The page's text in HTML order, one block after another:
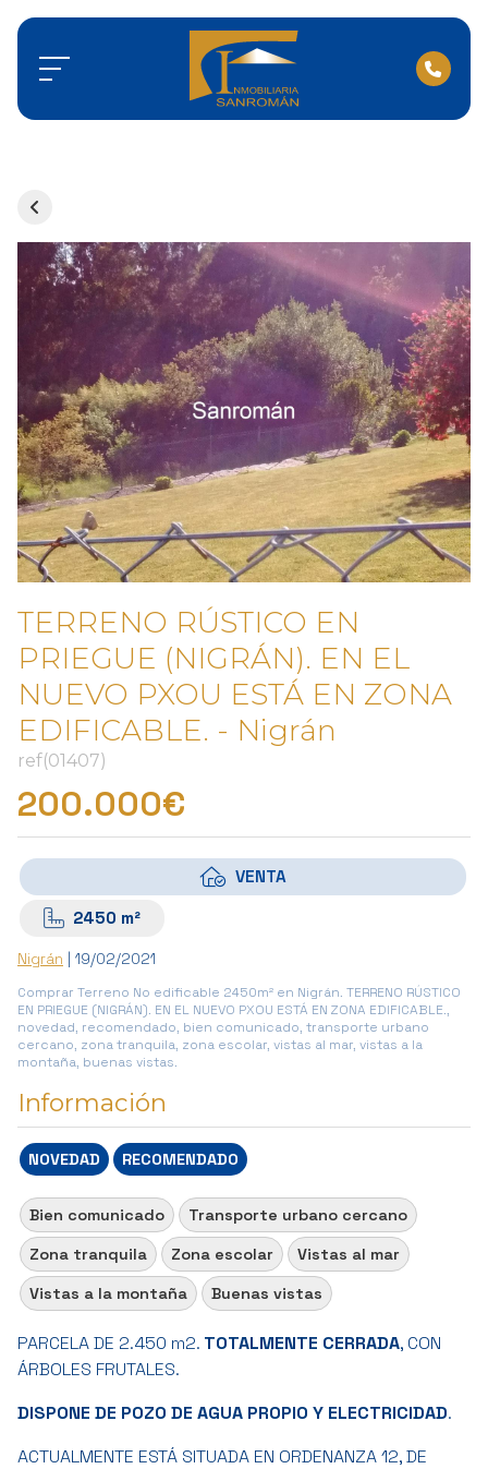
TERRENO RÚSTICO EN
PRIEGUE (NIGRÁN). EN EL
NUEVO PXOU ESTÁ EN ZONA
EDIFICABLE. - Nigrán
ref(01407)
200.000€
VENTA
2450 m²
Nigrán | 19/02/2021
Comprar Terreno No edificable 2450m² en Nigrán. TERRENO RÚSTICO
EN PRIEGUE (NIGRÁN). EN EL NUEVO PXOU ESTÁ EN ZONA EDIFICABLE.,
novedad, recomendado, bien comunicado, transporte urbano
cercano, zona tranquila, zona escolar, vistas al mar, vistas a la
montaña, buenas vistas.
Información
NOVEDAD RECOMENDADO
Bien comunicado
Transporte urbano cercano
Zona tranquila
Zona escolar
Vistas al mar
Vistas a la montaña
Buenas vistas
PARCELA DE 2.450 m2. TOTALMENTE CERRADA, CON
ÁRBOLES FRUTALES.
DISPONE DE POZO DE AGUA PROPIO Y ELECTRICIDAD.
ACTUALMENTE ESTÁ SITUADA EN ORDENANZA 12, DE